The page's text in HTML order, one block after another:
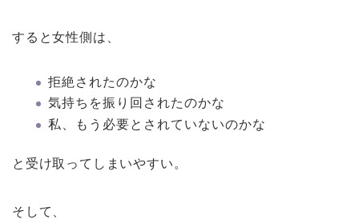
すると女性側は、
拒絶されたのかな
気持ちを振り回されたのかな
私、もう必要とされていないのかな
と受け取ってしまいやすい。
そして、